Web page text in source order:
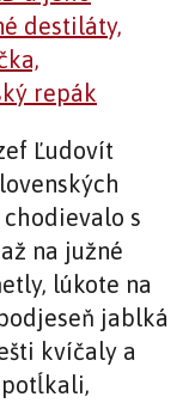
Ľudovít
chodievalo s
na južné
lúkote na
jablká
kvíčaly a
potĺkali,